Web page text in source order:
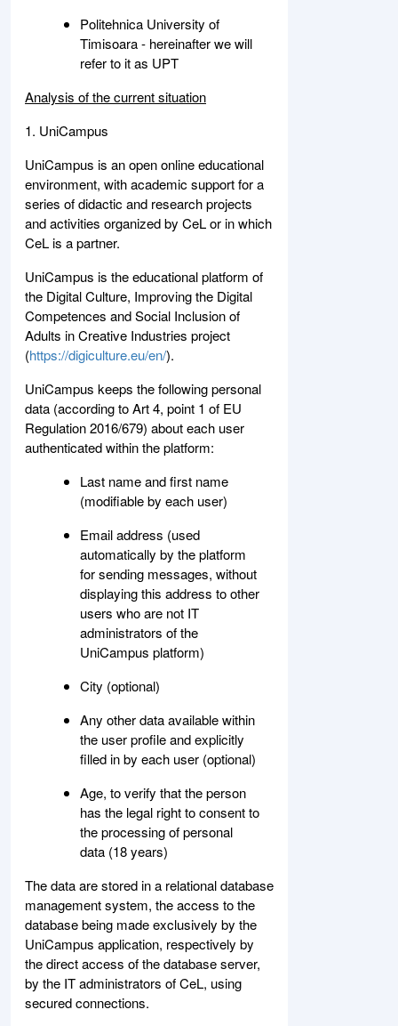
Politehnica University of
Timisoara - hereinafter we will
refer to it as UPT
Analysis of the current situation
1. UniCampus
UniCampus is an open online educational
environment, with academic support for a
series of didactic and research projects
and activities organized by CeL or in which
CeL is a partner.
UniCampus is the educational platform of
the Digital Culture, Improving the Digital
Competences and Social Inclusion of
Adults in Creative Industries project
(https://digiculture.eu/en/).
UniCampus keeps the following personal
data (according to Art 4, point 1 of EU
Regulation 2016/679) about each user
authenticated within the platform:
Last name and first name
(modifiable by each user)
Email address (used
automatically by the platform
for sending messages, without
displaying this address to other
users who are not IT
administrators of the
UniCampus platform)
City (optional)
Any other data available within
the user profile and explicitly
filled in by each user (optional)
Age, to verify that the person
has the legal right to consent to
the processing of personal
data (18 years)
The data are stored in a relational database
management system, the access to the
database being made exclusively by the
UniCampus application, respectively by
the direct access of the database server,
by the IT administrators of CeL, using
secured connections.